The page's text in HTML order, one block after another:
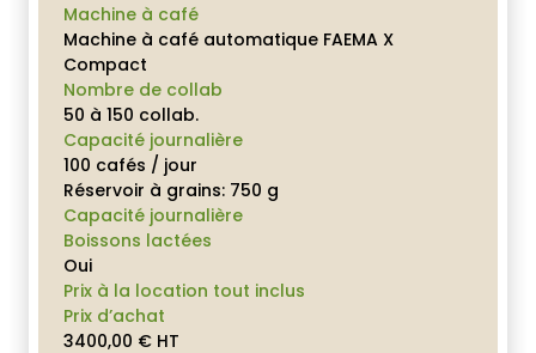
Machine à café
Machine à café automatique FAEMA X
Compact
Nombre de collab
50 à 150 collab.
Capacité journalière
100 cafés / jour
Réservoir à grains: 750 g
Capacité journalière
Boissons lactées
Oui
Prix à la location tout inclus
Prix d’achat
3400,00 € HT